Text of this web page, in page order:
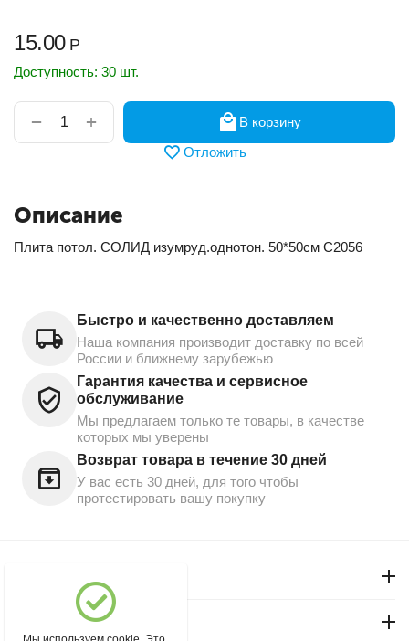
15.00 Р
Доступность: 30 шт.
+
−
В корзину
Отложить
Описание
Плита потол. СОЛИД изумруд.однотон. 50*50см С2056
Быстро и качественно доставляем
Наша компания производит доставку по всей
России и ближнему зарубежью
Гарантия качества и сервисное
обслуживание
Мы предлагаем только те товары, в качестве
которых мы уверены
Возврат товара в течение 30 дней
У вас есть 30 дней, для того чтобы
протестировать вашу покупку
Магазин "Северный"